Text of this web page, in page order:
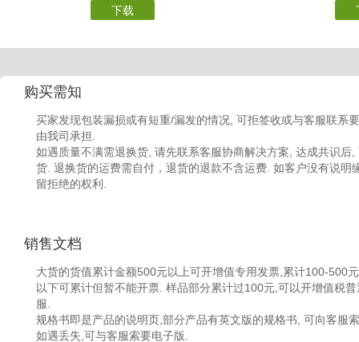
下载
购买需知
买家发现包装漏损或有短重/漏发的情况, 可拒签收或与客服联系
由我司承担.
如遇质量不满需退换货, 请先联系客服协商解决方案, 达成共识后
货. 退换货的运费需自付，退货的退款不含运费. 如客户没有说明
留拒绝的权利.
销售文档
大货的货值累计金额500元以上可开增值专用发票,累计100-500
以下可累计但暂不能开票. 样品部分累计过100元,可以开增值税
服.
规格书即是产品的说明页,部分产品有英文版的规格书, 可向客服
如遇丢失,可与客服索要电子版.